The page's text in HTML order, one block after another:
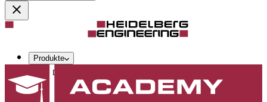
Produkte
Diagnostik und Chirurgie